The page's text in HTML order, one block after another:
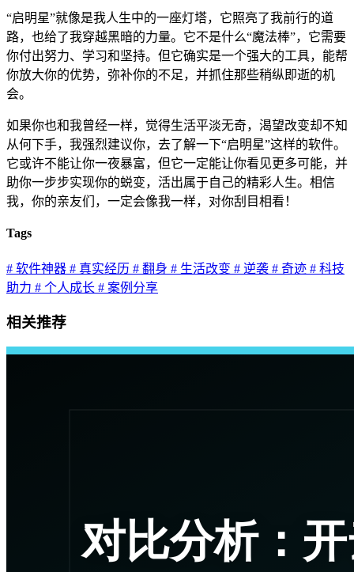
“启明星”就像是我人生中的一座灯塔，它照亮了我前行的道
路，也给了我穿越黑暗的力量。它不是什么“魔法棒”，它需要
你付出努力、学习和坚持。但它确实是一个强大的工具，能帮
你放大你的优势，弥补你的不足，并抓住那些稍纵即逝的机
会。
如果你也和我曾经一样，觉得生活平淡无奇，渴望改变却不知
从何下手，我强烈建议你，去了解一下“启明星”这样的软件。
它或许不能让你一夜暴富，但它一定能让你看见更多可能，并
助你一步步实现你的蜕变，活出属于自己的精彩人生。相信
我，你的亲友们，一定会像我一样，对你刮目相看！
Tags
# 软件神器 # 真实经历 # 翻身 # 生活改变 # 逆袭 # 奇迹 # 科技
助力 # 个人成长 # 案例分享
相关推荐